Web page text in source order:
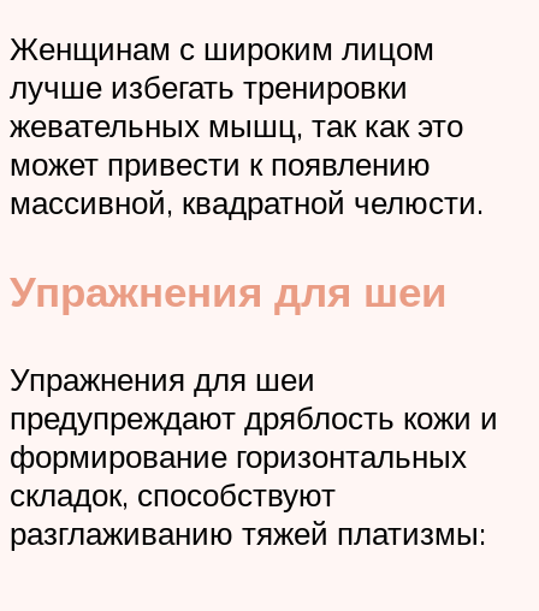
Женщинам с широким лицом
лучше избегать тренировки
жевательных мышц, так как это
может привести к появлению
массивной, квадратной челюсти.
Упражнения для шеи
Упражнения для шеи
предупреждают дряблость кожи и
формирование горизонтальных
складок, способствуют
разглаживанию тяжей платизмы: